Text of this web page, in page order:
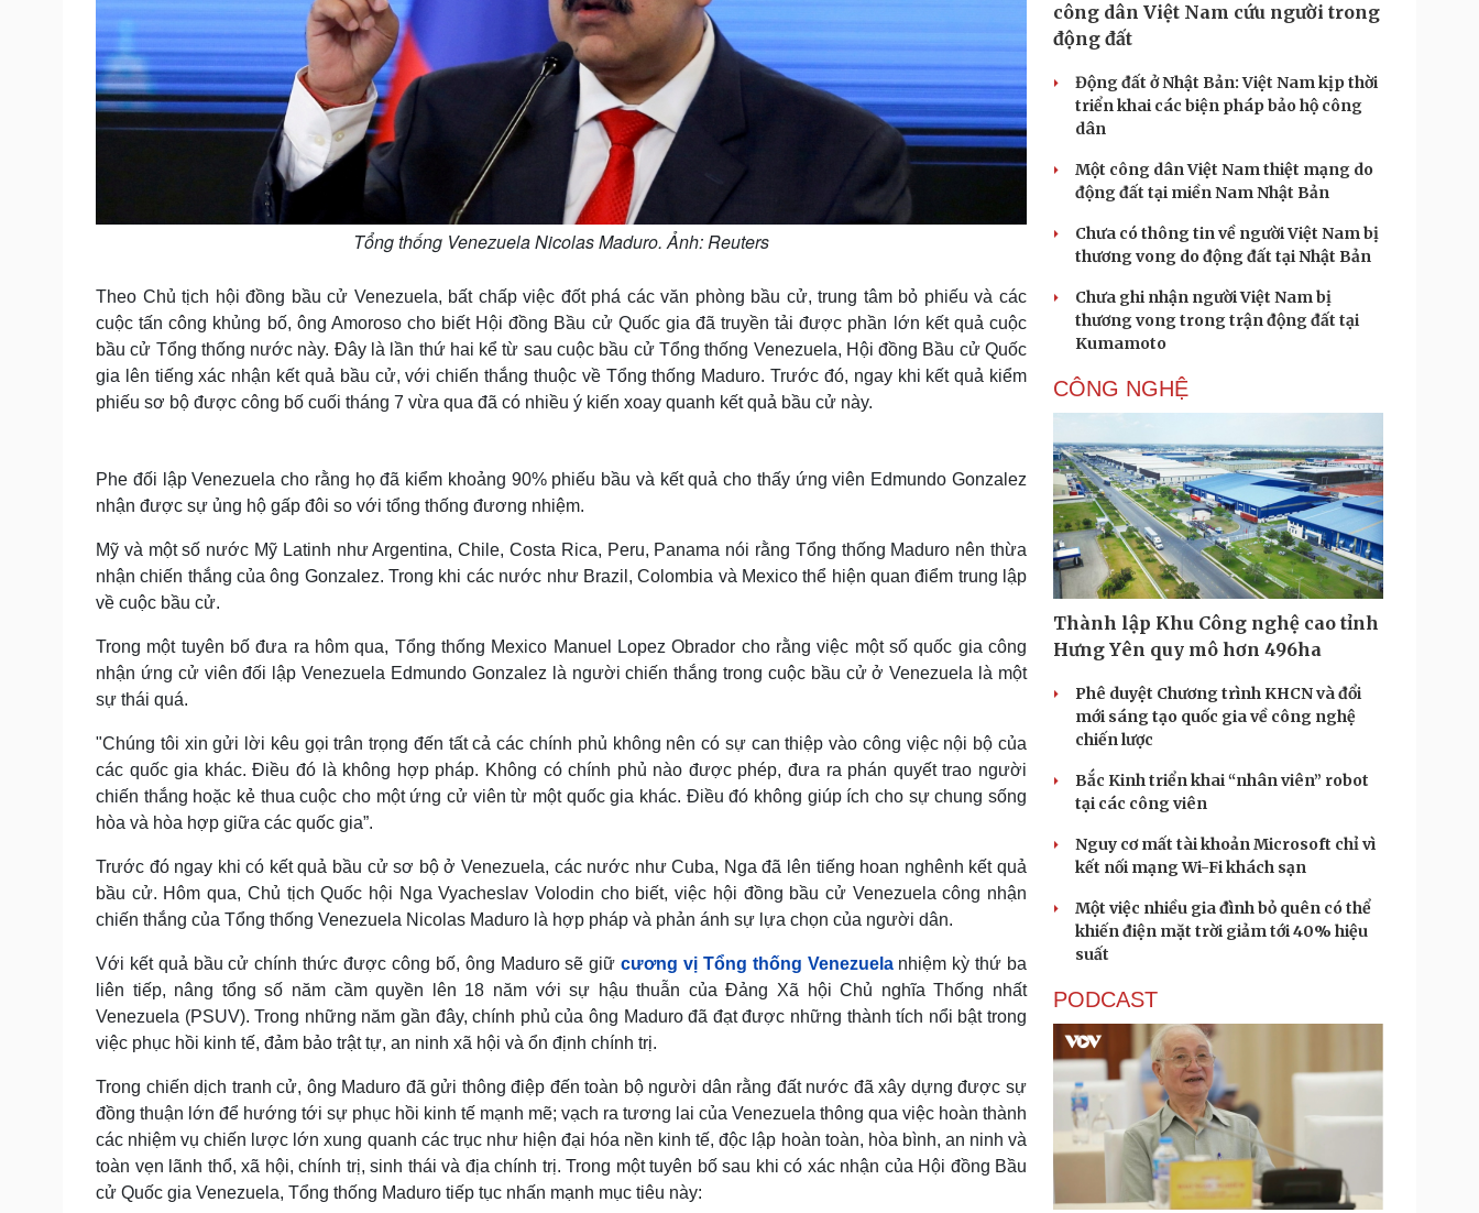
Tổng thống Venezuela Nicolas Maduro. Ảnh: Reuters
Theo Chủ tịch hội đồng bầu cử Venezuela, bất chấp việc đốt phá các văn phòng bầu cử, trung tâm bỏ phiếu và các
cuộc tấn công khủng bố, ông Amoroso cho biết Hội đồng Bầu cử Quốc gia đã truyền tải được phần lớn kết quả cuộc
bầu cử Tổng thống nước này. Đây là lần thứ hai kể từ sau cuộc bầu cử Tổng thống Venezuela, Hội đồng Bầu cử Quốc
gia lên tiếng xác nhận kết quả bầu cử, với chiến thắng thuộc về Tổng thống Maduro. Trước đó, ngay khi kết quả kiểm
phiếu sơ bộ được công bố cuối tháng 7 vừa qua đã có nhiều ý kiến xoay quanh kết quả bầu cử này.
Phe đối lập Venezuela cho rằng họ đã kiểm khoảng 90% phiếu bầu và kết quả cho thấy ứng viên Edmundo Gonzalez
nhận được sự ủng hộ gấp đôi so với tổng thống đương nhiệm.
Mỹ và một số nước Mỹ Latinh như Argentina, Chile, Costa Rica, Peru, Panama nói rằng Tổng thống Maduro nên thừa
nhận chiến thắng của ông Gonzalez. Trong khi các nước như Brazil, Colombia và Mexico thể hiện quan điểm trung lập
về cuộc bầu cử.
Trong một tuyên bố đưa ra hôm qua, Tổng thống Mexico Manuel Lopez Obrador cho rằng việc một số quốc gia công
nhận ứng cử viên đối lập Venezuela Edmundo Gonzalez là người chiến thắng trong cuộc bầu cử ở Venezuela là một
sự thái quá.
"Chúng tôi xin gửi lời kêu gọi trân trọng đến tất cả các chính phủ không nên có sự can thiệp vào công việc nội bộ của
các quốc gia khác. Điều đó là không hợp pháp. Không có chính phủ nào được phép, đưa ra phán quyết trao người
chiến thắng hoặc kẻ thua cuộc cho một ứng cử viên từ một quốc gia khác. Điều đó không giúp ích cho sự chung sống
hòa và hòa hợp giữa các quốc gia”.
Trước đó ngay khi có kết quả bầu cử sơ bộ ở Venezuela, các nước như Cuba, Nga đã lên tiếng hoan nghênh kết quả
bầu cử. Hôm qua, Chủ tịch Quốc hội Nga Vyacheslav Volodin cho biết, việc hội đồng bầu cử Venezuela công nhận
chiến thắng của Tổng thống Venezuela Nicolas Maduro là hợp pháp và phản ánh sự lựa chọn của người dân.
Với kết quả bầu cử chính thức được công bố, ông Maduro sẽ giữcương vị Tổng thống Venezuelanhiệm kỳ thứ ba
liên tiếp, nâng tổng số năm cầm quyền lên 18 năm với sự hậu thuẫn của Đảng Xã hội Chủ nghĩa Thống nhất
Venezuela (PSUV). Trong những năm gần đây, chính phủ của ông Maduro đã đạt được những thành tích nổi bật trong
việc phục hồi kinh tế, đảm bảo trật tự, an ninh xã hội và ổn định chính trị.
Trong chiến dịch tranh cử, ông Maduro đã gửi thông điệp đến toàn bộ người dân rằng đất nước đã xây dựng được sự
đồng thuận lớn để hướng tới sự phục hồi kinh tế mạnh mẽ; vạch ra tương lai của Venezuela thông qua việc hoàn thành
các nhiệm vụ chiến lược lớn xung quanh các trục như hiện đại hóa nền kinh tế, độc lập hoàn toàn, hòa bình, an ninh và
toàn vẹn lãnh thổ, xã hội, chính trị, sinh thái và địa chính trị. Trong một tuyên bố sau khi có xác nhận của Hội đồng Bầu
cử Quốc gia Venezuela, Tổng thống Maduro tiếp tục nhấn mạnh mục tiêu này:
công dân Việt Nam cứu người trong
động đất
Động đất ở Nhật Bản: Việt Nam kịp thời
triển khai các biện pháp bảo hộ công
dân
Một công dân Việt Nam thiệt mạng do
động đất tại miền Nam Nhật Bản
Chưa có thông tin về người Việt Nam bị
thương vong do động đất tại Nhật Bản
Chưa ghi nhận người Việt Nam bị
thương vong trong trận động đất tại
Kumamoto
CÔNG NGHỆ
Thành lập Khu Công nghệ cao tỉnh
Hưng Yên quy mô hơn 496ha
Phê duyệt Chương trình KHCN và đổi
mới sáng tạo quốc gia về công nghệ
chiến lược
Bắc Kinh triển khai “nhân viên” robot
tại các công viên
Nguy cơ mất tài khoản Microsoft chỉ vì
kết nối mạng Wi-Fi khách sạn
Một việc nhiều gia đình bỏ quên có thể
khiến điện mặt trời giảm tới 40% hiệu
suất
PODCAST